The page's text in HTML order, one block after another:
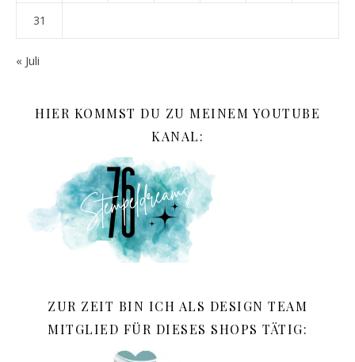
31
« Juli
HIER KOMMST DU ZU MEINEM YOUTUBE
KANAL:
ZUR ZEIT BIN ICH ALS DESIGN TEAM
MITGLIED FÜR DIESES SHOPS TÄTIG: